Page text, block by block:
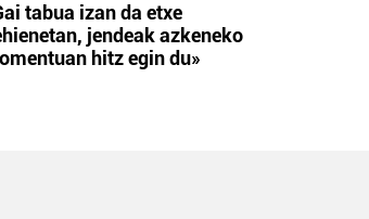
tabua izan da etxe
jendeak azkeneko
hitz egin du»